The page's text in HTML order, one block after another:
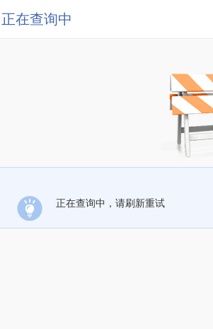
正在查询中
正在查询中，请刷新重试